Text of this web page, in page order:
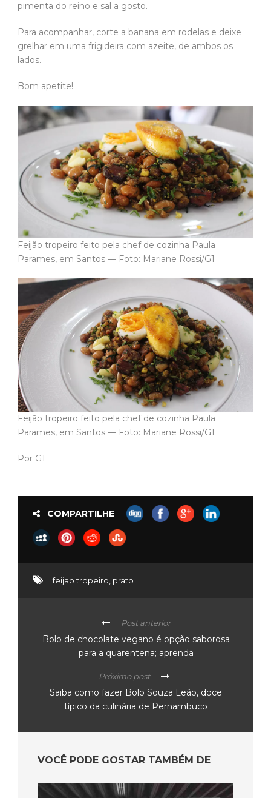
pimenta do reino e sal a gosto.
Para acompanhar, corte a banana em rodelas e deixe
grelhar em uma frigideira com azeite, de ambos os
lados.
Bom apetite!
Feijão tropeiro feito pela chef de cozinha Paula
Parames, em Santos — Foto: Mariane Rossi/G1
Feijão tropeiro feito pela chef de cozinha Paula
Parames, em Santos — Foto: Mariane Rossi/G1
Por G1
COMPARTILHE
feijao tropeiro prato
Post anterior
Bolo de chocolate vegano é opção saborosa
para a quarentena; aprenda
Próximo post
Saiba como fazer Bolo Souza Leão, doce
típico da culinária de Pernambuco
VOCÊ PODE GOSTAR TAMBÉM DE